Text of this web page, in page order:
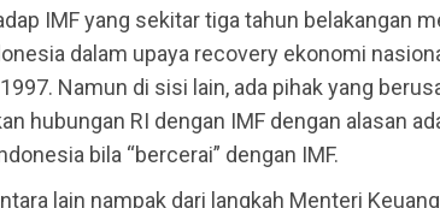
IMF yang sekitar tiga tahun belakangan
dalam upaya recovery ekonomi
Namun di sisi lain, ada pihak yang
hubungan RI dengan IMF dengan alasan
bila “bercerai” dengan IMF.
lain nampak dari langkah Menteri